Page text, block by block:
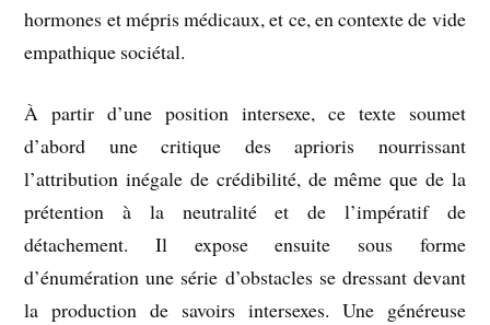
hormones et mépris médicaux, et ce, en contexte de vide
empathique sociétal.
À partir d’une position intersexe, ce texte soumet
d’abord une critique des aprioris nourrissant
l’attribution inégale de crédibilité, de même que de la
prétention à la neutralité et de l’impératif de
détachement. Il expose ensuite sous forme
d’énumération une série d’obstacles se dressant devant
la production de savoirs intersexes. Une généreuse